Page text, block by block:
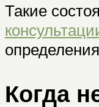
Такие
Когда